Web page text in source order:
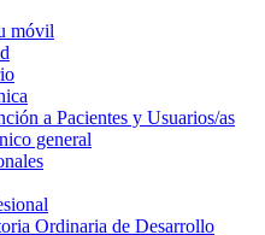
móvil
a Pacientes y Usuarios/as
general
Ordinaria de Desarrollo